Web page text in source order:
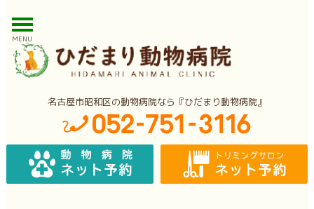
MENU
名古屋市昭和区の動物病院なら『ひだまり動物病院』